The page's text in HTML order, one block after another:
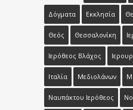
Δόγματα Εκκλησία
Θεός Θεσσαλονίκη
Ιερόθεος Βλάχος
Ιταλία Μεδιολάνων
Ναυπάκτου Ιερόθεος